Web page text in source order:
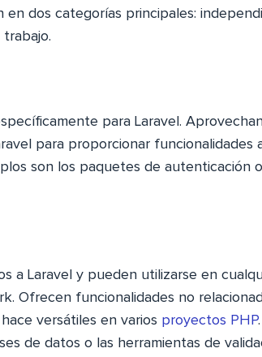
en dos categorías principales:
para Laravel.
para proporcionar funcionalidades
son los paquetes de autenticación
a Laravel y pueden utilizarse en
Ofrecen funcionalidades no
versátiles en varios proyectos PHP
de datos o las herramientas de